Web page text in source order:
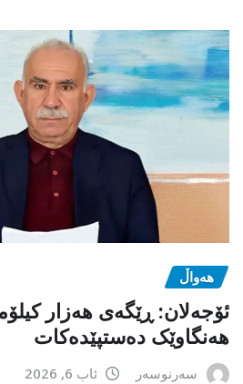
هەواڵ
ئۆجەلان: ڕێگەی هەزار
هەنگاوێک دەستپێدەکات
سەرنوسەر ئاب 6, 2026